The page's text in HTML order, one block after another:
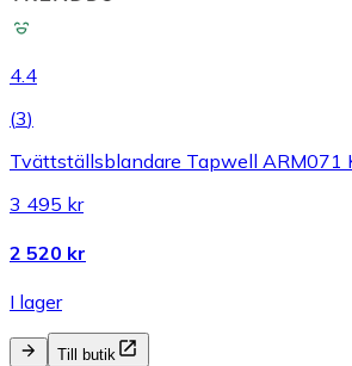
4.4
(3)
Tvättställsblandare Tapwell ARM071
3 495 kr
2 520 kr
I lager
Till butik